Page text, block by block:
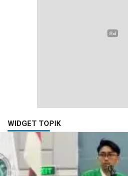
WIDGET TOPIK